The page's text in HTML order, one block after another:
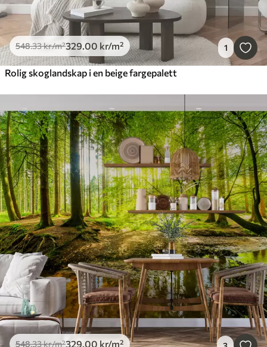
548.33kr/m²329.00 kr/m² 1
Rolig skoglandskap i en beige fargepalett
548.33kr/m²329.00 kr/m²